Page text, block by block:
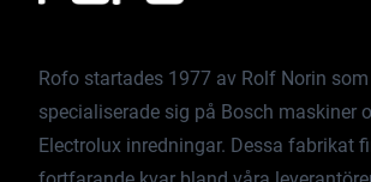
Rofo startades 1977 av Rolf Norin
specialiserade sig på Bosch maskiner
Electrolux inredningar. Dessa fabrikat